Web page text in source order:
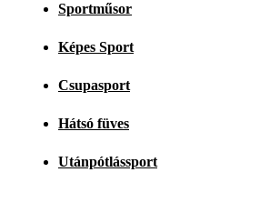
Sportműsor
Képes Sport
Csupasport
Hátsó füves
Utánpótlássport